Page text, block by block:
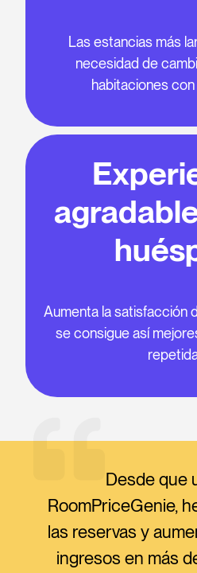
Las estancias más
necesidad de
habitaciones
Aumenta la satisfacción
se consigue así
Desde que
RoomPriceGenie,
las reservas y
ingresos en más